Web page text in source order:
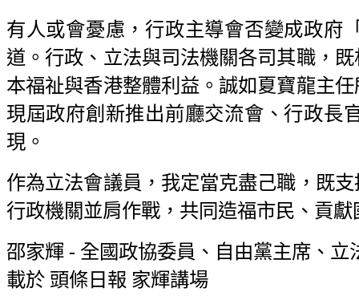
有人或會憂慮，行政主導會否變成政府
道。行政、立法與司法機關各司其職，
本福祉與香港整體利益。誠如夏寶龍主
現屆政府創新推出前廳交流會、行政長
現。
作為立法會議員，我定當克盡己職，既
行政機關並肩作戰，共同造福市民、貢獻
邵家輝 - 全國政協委員、自由黨主席、立
載於 頭條日報 家輝講場